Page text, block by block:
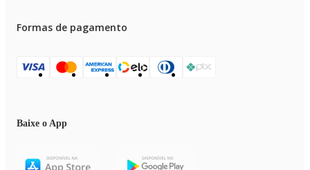
Formas de pagamento
Baixe o App